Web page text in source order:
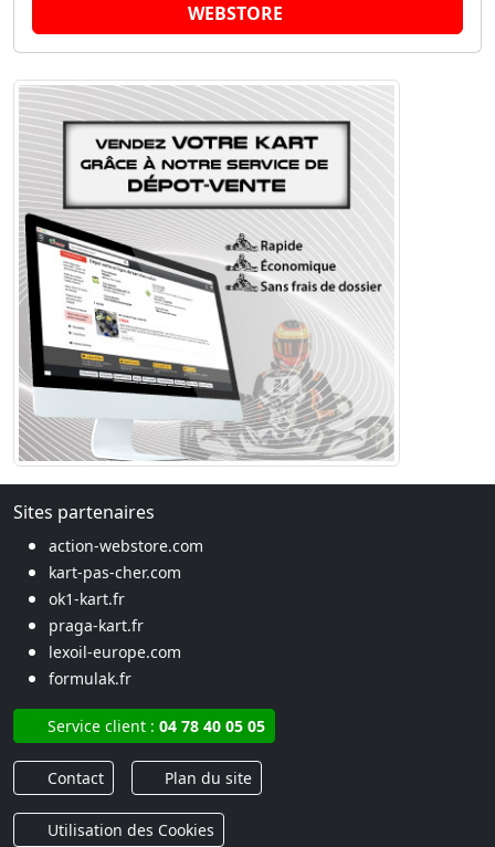
WEBSTORE
Sites partenaires
action-webstore.com
kart-pas-cher.com
ok1-kart.fr
praga-kart.fr
lexoil-europe.com
formulak.fr
Service client : 04 78 40 05 05
Contact Plan du site
Utilisation des Cookies